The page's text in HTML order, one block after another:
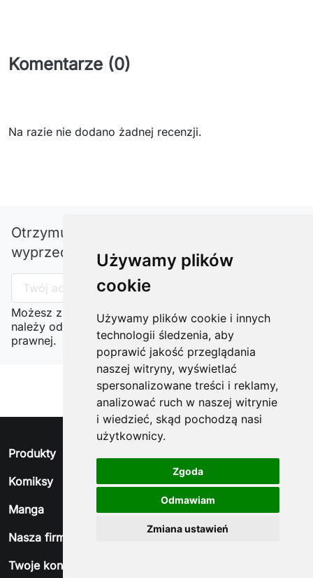
Używamy plików
cookie
Używamy plików cookie i innych
technologii śledzenia, aby
poprawić jakość przeglądania
naszej witryny, wyświetlać
spersonalizowane treści i reklamy,
analizować ruch w naszej witrynie
i wiedzieć, skąd pochodzą nasi
użytkownicy.
Zgoda
Odmawiam
Zmiana ustawień
Komentarze (0)
Na razie nie dodano żadnej recenzji.
Otrzymuj informację o nowościach i
wyprzedażach
Możesz zrezygnować w każdej chwili. W tym celu
należy odnaleźć szczegóły w naszej informacji
prawnej.
Produkty
Komiksy
Manga
Nasza firma
Twoje konto